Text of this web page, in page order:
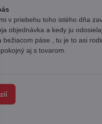
v priebehu toho istého dňa
objednávka a kedy ju
bežiacom páse , tu je to asi
aj s tovarom.